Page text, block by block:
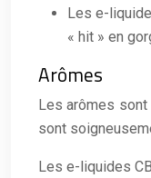
Les e-
« hit » en
Arômes
Les arômes
sont
Les e-liquides